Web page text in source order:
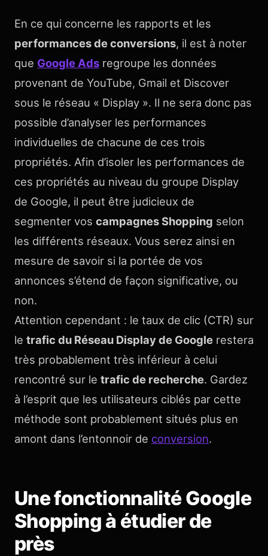
En ce qui concerne les rapports et les
performances de conversions, il est à noter
que Google Ads regroupe les données
provenant de YouTube, Gmail et Discover
sous le réseau « Display ». Il ne sera donc pas
possible d’analyser les performances
individuelles de chacune de ces trois
propriétés. Afin d’isoler les performances de
ces propriétés au niveau du groupe Display
de Google, il peut être judicieux de
segmenter vos campagnes Shopping selon
les différents réseaux. Vous serez ainsi en
mesure de savoir si la portée de vos
annonces s’étend de façon significative, ou
non.
Attention cependant : le taux de clic (CTR) sur
le trafic du Réseau Display de Google restera
très probablement très inférieur à celui
rencontré sur le trafic de recherche. Gardez
à l’esprit que les utilisateurs ciblés par cette
méthode sont probablement situés plus en
amont dans l’entonnoir de conversion.
Une fonctionnalité Google
Shopping à étudier de
près